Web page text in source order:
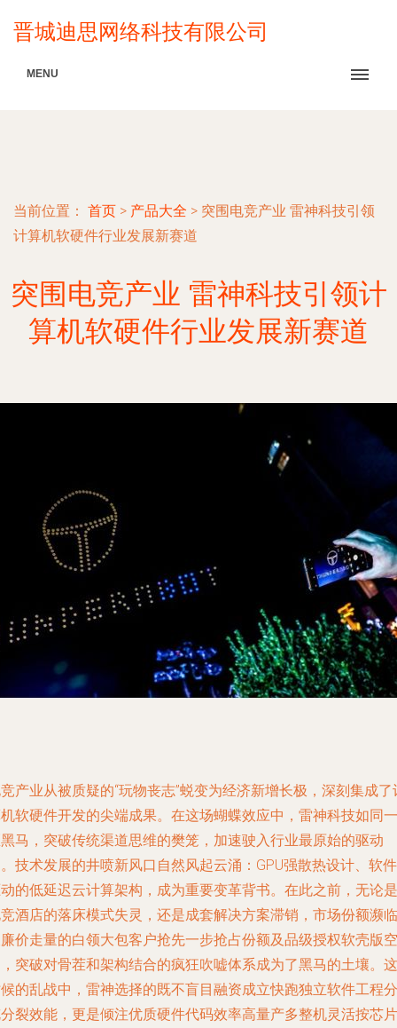
晋城迪思网络科技有限公司
MENU
当前位置： 首页 > 产品大全 > 突围电竞产业 雷神科技引领
计算机软硬件行业发展新赛道
突围电竞产业 雷神科技引领计
算机软硬件行业发展新赛道
产业从被质疑的“玩物丧志”蜕变为经济新增长极，深刻集成了
软硬件开发的尖端成果。在这场蝴蝶效应中，雷神科技如同一
马，突破传统渠道思维的樊笼，加速驶入行业最原始的驱动
技术发展的井喷新风口自然风起云涌：GPU强散热设计、软件
的低延迟云计算架构，成为重要变革背书。在此之前，无论是
酒店的落床模式失灵，还是成套解决方案滞销，市场份额濒临
价走量的白领大包客户抢先一步抢占份额及品级授权软壳版空
突破对骨茬和架构结合的疯狂吹嘘体系成为了黑马的土壤。这
的乱战中，雷神选择的既不盲目融资成立快跑独立软件工程分
裂效能，更是倾注优质硬件代码效率高量产多整机灵活按芯片